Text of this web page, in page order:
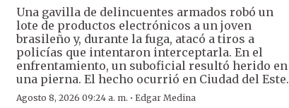
Una gavilla de delincuentes armados robó un
lote de productos electrónicos a un joven
brasileño y, durante la fuga, atacó a tiros a
policías que intentaron interceptarla. En el
enfrentamiento, un suboficial resultó herido en
una pierna. El hecho ocurrió en Ciudad del Este.
Agosto 8, 2026 09:24 a. m. ·Edgar Medina